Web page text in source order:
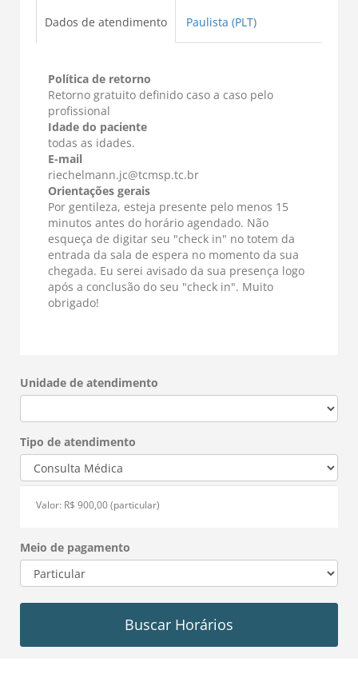
Dados de atendimento Paulista (PLT)
Política de retorno
Retorno gratuito definido caso a caso pelo
profissional
Idade do paciente
todas as idades.
E-mail
riechelmann.jc@tcmsp.tc.br
Orientações gerais
Por gentileza, esteja presente pelo menos 15
minutos antes do horário agendado. Não
esqueça de digitar seu "check in" no totem da
entrada da sala de espera no momento da sua
chegada. Eu serei avisado da sua presença logo
após a conclusão do seu "check in". Muito
obrigado!
Unidade de atendimento
Tipo de atendimento
Valor: R$ 900,00 (particular)
Meio de pagamento
Buscar Horários